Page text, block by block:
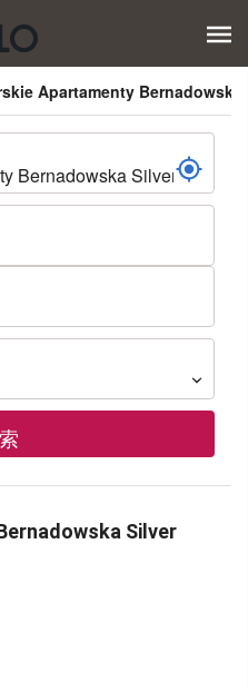
Apartamenty Bernadowska
Silver